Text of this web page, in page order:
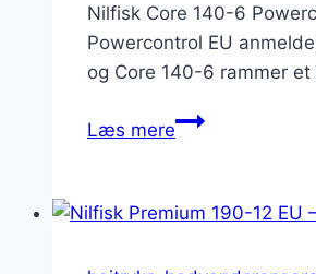
Nilfisk Core 140-6
Powercontrol EU
og Core 140-6 rammer
Læs mereNilfisk
6
EU